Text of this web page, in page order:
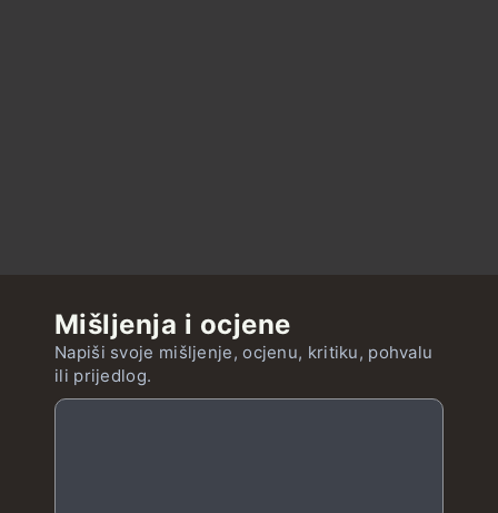
Mišljenja i ocjene
Napiši svoje mišljenje, ocjenu, kritiku, pohvalu
ili prijedlog.